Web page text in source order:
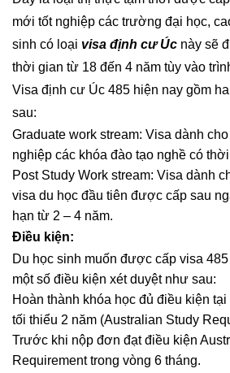
mới tốt nghiệp các trường đại học,
sinh có loại visa định cư Úc này sẽ
thời gian từ 18 đến 4 năm tùy vào
Visa định cư Úc 485 hiện nay gồm
sau:
Graduate work stream: Visa dành
nghiệp các khóa đào tạo nghề có
Post Study Work stream: Visa dành
visa du học đầu tiên được cấp sau
hạn từ 2 – 4 năm.
Điều kiện:
Du học sinh muốn được cấp visa
một số điều kiện xét duyệt như sau:
Hoàn thành khóa học đủ điều kiện
tối thiểu 2 năm (Australian Study
Trước khi nộp đơn đạt điều kiện
Requirement trong vòng 6 tháng.